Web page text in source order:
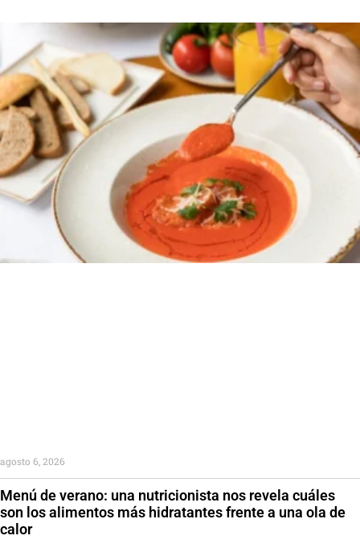
Menú de verano: una nutricionista nos revela cuáles
son los alimentos más hidratantes frente a una ola de
calor
agosto 6, 2026